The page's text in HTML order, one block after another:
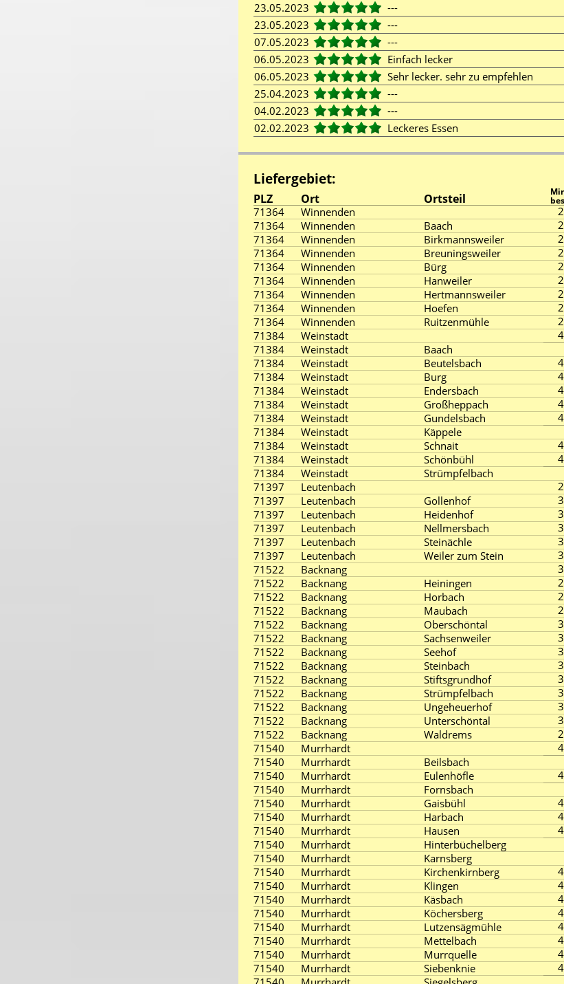
23.05.2023
---
23.05.2023
---
07.05.2023
---
06.05.2023
Einfach lecker
06.05.2023
Sehr lecker. sehr zu empfehlen
25.04.2023
---
04.02.2023
---
02.02.2023
Leckeres Essen
Liefergebiet:
PLZ Ort Ortsteil
71364 Winnenden
71364
Winnenden Baach
71364
Winnenden Birkmannsweiler
71364
Winnenden Breuningsweiler
71364
Winnenden Bürg
71364
Winnenden Hanweiler
71364
Winnenden Hertmannsweiler
71364
Winnenden Hoefen
71364
Winnenden Ruitzenmühle
71384
Weinstadt
71384
Weinstadt Baach
71384
Weinstadt Beutelsbach
71384
Weinstadt Burg
71384
Weinstadt Endersbach
71384
Weinstadt Großheppach
71384
Weinstadt Gundelsbach
71384
Weinstadt Käppele
71384
Weinstadt Schnait
71384
Weinstadt Schönbühl
71384
Weinstadt Strümpfelbach
71397
Leutenbach
71397
Leutenbach Gollenhof
71397
Leutenbach Heidenhof
71397
Leutenbach Nellmersbach
71397
Leutenbach Steinächle
71397
Leutenbach Weiler zum Stein
71522
Backnang
71522
Backnang Heiningen
71522
Backnang Horbach
71522
Backnang Maubach
71522
Backnang Oberschöntal
71522
Backnang Sachsenweiler
71522
Backnang Seehof
71522
Backnang Steinbach
71522
Backnang Stiftsgrundhof
71522
Backnang Strümpfelbach
71522
Backnang Ungeheuerhof
71522
Backnang Unterschöntal
71522
Backnang Waldrems
71540
Murrhardt
71540
Murrhardt Beilsbach
71540
Murrhardt Eulenhöfle
71540
Murrhardt Fornsbach
71540
Murrhardt Gaisbühl
71540
Murrhardt Harbach
71540
Murrhardt Hausen
71540
Murrhardt Hinterbüchelberg
71540
Murrhardt Karnsberg
71540
Murrhardt Kirchenkirnberg
71540
Murrhardt Klingen
71540
Murrhardt Käsbach
71540
Murrhardt Köchersberg
71540
Murrhardt Lutzensägmühle
71540
Murrhardt Mettelbach
71540
Murrhardt Murrquelle
71540
Murrhardt Siebenknie